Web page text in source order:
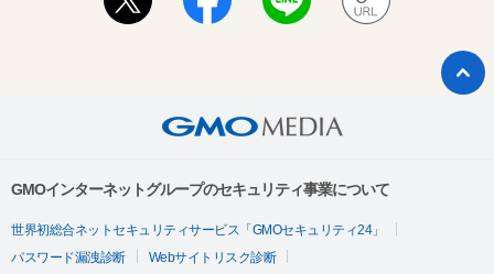
GMOインターネットグループのセキュリティ事業について
世界初総合ネットセキュリティサービス「GMOセキュリティ24」
パスワード漏洩診断
Webサイトリスク診断